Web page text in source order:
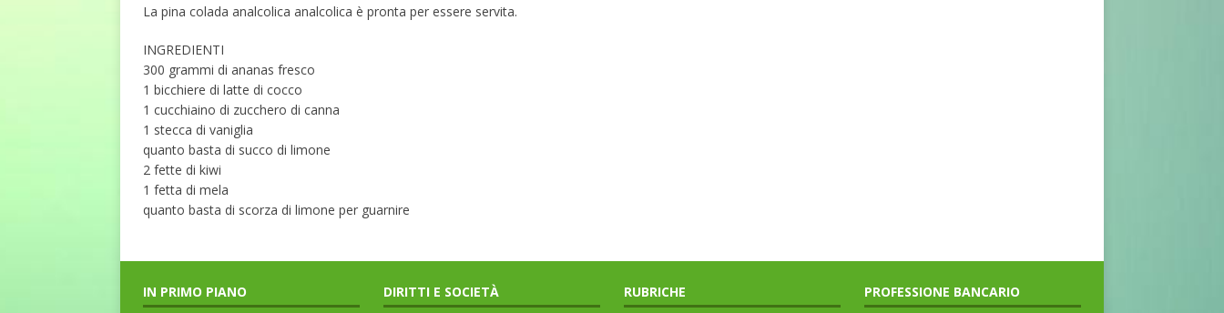
La pina colada analcolica analcolica è pronta per essere servita.
INGREDIENTI
300 grammi di ananas fresco
1 bicchiere di latte di cocco
1 cucchiaino di zucchero di canna
1 stecca di vaniglia
quanto basta di succo di limone
2 fette di kiwi
1 fetta di mela
quanto basta di scorza di limone per guarnire
IN PRIMO PIANO DIRITTI E SOCIETÀ RUBRICHE PROFESSIONE BANCARIO